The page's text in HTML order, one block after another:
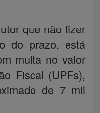
que não fizer
do prazo, está
multa no valor
Fiscal (UPFs),
de 7 mil